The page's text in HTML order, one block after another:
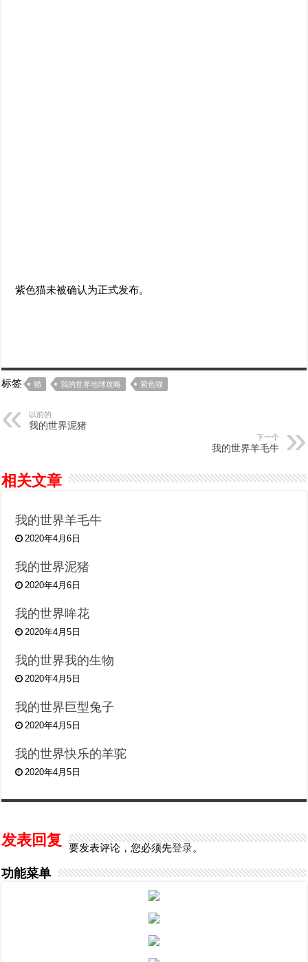
紫色猫未被确认为正式发布。
标签 猫 我的世界地球攻略 紫色猫
以前的
我的世界泥猪
下一个
我的世界羊毛牛
相关文章
我的世界羊毛牛
2020年4月6日
我的世界泥猪
2020年4月6日
我的世界哞花
2020年4月5日
我的世界我的生物
2020年4月5日
我的世界巨型兔子
2020年4月5日
我的世界快乐的羊驼
2020年4月5日
发表回复 要发表评论，您必须先登录。
功能菜单